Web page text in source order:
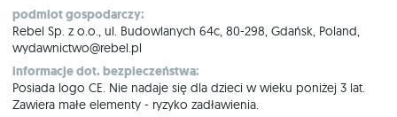
podmiot gospodarczy:
Rebel Sp. z o.o., ul. Budowlanych 64c, 80-298, Gdańsk, Poland,
wydawnictwo@rebel.pl
informacje dot. bezpieczeństwa:
Posiada logo CE. Nie nadaje się dla dzieci w wieku poniżej 3 lat.
Zawiera małe elementy - ryzyko zadławienia.